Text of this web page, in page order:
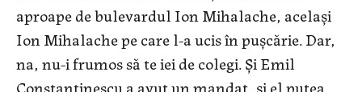
aproape de bulevardul Ion Mihalache, același
Ion Mihalache pe care l-a ucis în pușcărie. Dar,
na, nu-i frumos să te iei de colegi. Și Emil
Constantinescu a avut un mandat, și el putea